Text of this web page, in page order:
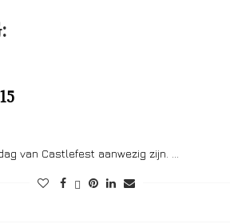
van Castlefest aanwezig zijn. …